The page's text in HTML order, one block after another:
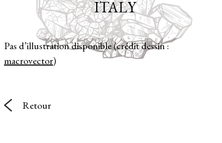
Pas d’illustration disponible (crédit dessin :
macrovector)
ITALY
Retour